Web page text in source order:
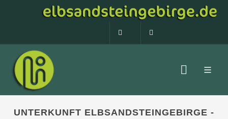
0160 99873408
UNTERKUNFT ELBSANDSTEINGEBIRGE -